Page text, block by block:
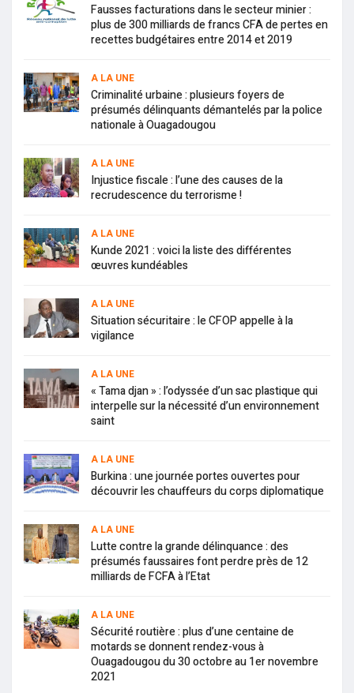
Fausses facturations dans le secteur minier :
plus de 300 milliards de francs CFA de pertes en
recettes budgétaires entre 2014 et 2019
A LA UNE
Criminalité urbaine : plusieurs foyers de
présumés délinquants démantelés par la police
nationale à Ouagadougou
A LA UNE
Injustice fiscale : l’une des causes de la
recrudescence du terrorisme !
A LA UNE
Kunde 2021 : voici la liste des différentes
œuvres kundéables
A LA UNE
Situation sécuritaire : le CFOP appelle à la
vigilance
A LA UNE
« Tama djan » : l’odyssée d’un sac plastique qui
interpelle sur la nécessité d’un environnement
saint
A LA UNE
Burkina : une journée portes ouvertes pour
découvrir les chauffeurs du corps diplomatique
A LA UNE
Lutte contre la grande délinquance : des
présumés faussaires font perdre près de 12
milliards de FCFA à l’Etat
A LA UNE
Sécurité routière : plus d’une centaine de
motards se donnent rendez-vous à
Ouagadougou du 30 octobre au 1er novembre
2021